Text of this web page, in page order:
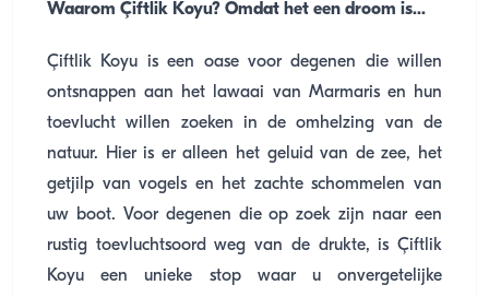
Waarom Çiftlik Koyu? Omdat het een droom is...
Çiftlik Koyu is een oase voor degenen die willen
ontsnappen aan het lawaai van Marmaris en hun
toevlucht willen zoeken in de omhelzing van de
natuur. Hier is er alleen het geluid van de zee, het
getjilp van vogels en het zachte schommelen van
uw boot. Voor degenen die op zoek zijn naar een
rustig toevluchtsoord weg van de drukte, is Çiftlik
Koyu een unieke stop waar u onvergetelijke